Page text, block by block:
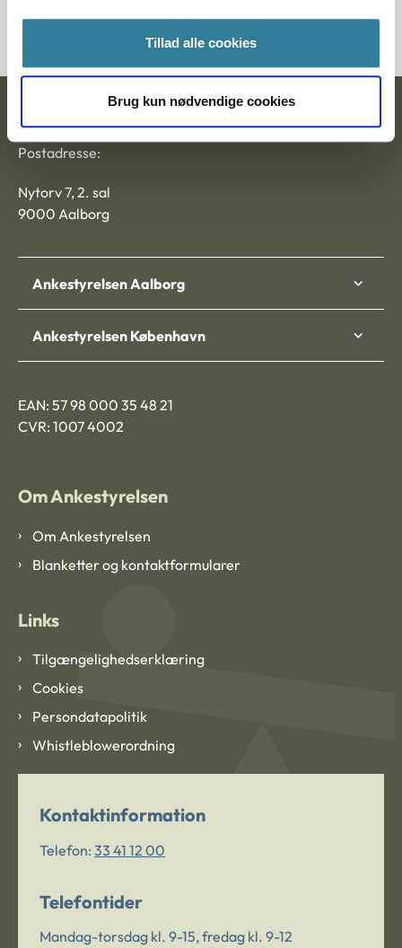
Tillad alle cookies
Brug kun nødvendige cookies
Postadresse:
Nytorv 7, 2. sal
9000 Aalborg
Ankestyrelsen Aalborg
Ankestyrelsen København
EAN: 57 98 000 35 48 21
CVR: 1007 4002
Om Ankestyrelsen
Om Ankestyrelsen
Blanketter og kontaktformularer
Links
Tilgængelighedserklæring
Cookies
Persondatapolitik
Whistleblowerordning
Kontaktinformation
Telefon: 33 41 12 00
Telefontider
Mandag-torsdag kl. 9-15, fredag kl. 9-12